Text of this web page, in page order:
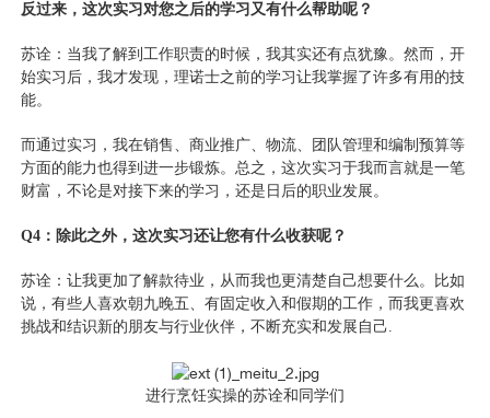
反过来，这次实习对您之后的学习又有什么帮助呢？
苏诠：当我了解到工作职责的时候，我其实还有点犹豫。然而，开
始实习后，我才发现，理诺士之前的学习让我掌握了许多有用的技
能。
而通过实习，我在销售、商业推广、物流、团队管理和编制预算等
方面的能力也得到进一步锻炼。总之，这次实习于我而言就是一笔
财富，不论是对接下来的学习，还是日后的职业发展。
Q4：除此之外，这次实习还让您有什么收获呢？
苏诠：让我更加了解款待业，从而我也更清楚自己想要什么。比如
说，有些人喜欢朝九晚五、有固定收入和假期的工作，而我更喜欢
挑战和结识新的朋友与行业伙伴，不断充实和发展自己.
进行烹饪实操的苏诠和同学们